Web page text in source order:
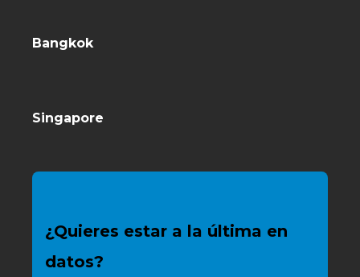
Bangkok
Singapore
¿Quieres estar a la última en
datos?